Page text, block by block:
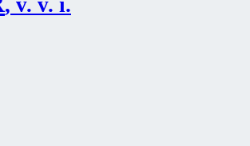
, v. v. i.